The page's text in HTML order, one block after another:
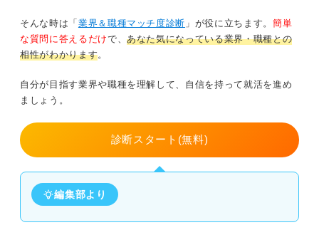
そんな時は「 業界＆職種マッチ度診断 」が役に立ちます。 簡単
な質問に答えるだけで、あなた気になっている業界・職種との
相性がわかります。
自分が目指す業界や職種を理解して、自信を持って就活を進め
ましょう。
診断スタート(無料)
編集部より